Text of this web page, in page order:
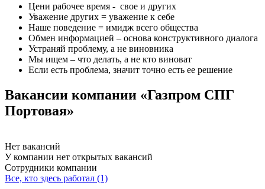
Цени рабочее время - свое и других
Уважение других = уважение к себе
Наше поведение = имидж всего общества
Обмен информацией – основа конструктивного диалога
Устраняй проблему, а не виновника
Мы ищем – что делать, а не кто виноват
Если есть проблема, значит точно есть ее решение
Вакансии компании «Газпром СПГ
Портовая»
Нет вакансий
У компании нет открытых вакансий
Сотрудники компании
Все, кто здесь работал (1)